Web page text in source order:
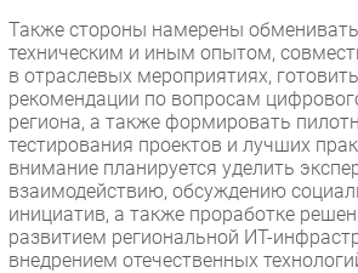
Также стороны намерены
техническим и иным опытом,
в отраслевых мероприятиях,
рекомендации по вопросам
региона, а также формировать
тестирования проектов и лучших
внимание планируется уделить
взаимодействию, обсуждению
инициатив, а также проработке
развитием региональной ИТ-
внедрением отечественных